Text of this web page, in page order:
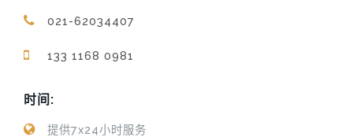
021-62034407
133 1168 0981
时间:
提供7x24小时服务